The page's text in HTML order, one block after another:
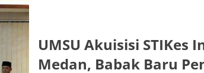
UMSU Akuisisi STIKes
Medan, Babak Baru